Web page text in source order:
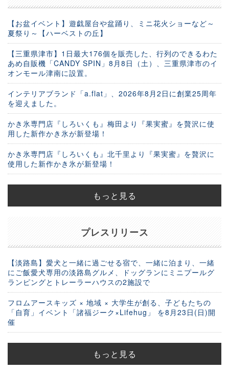
【お盆イベント】遊戯屋台や盆踊り、ミニ花火ショーなど～
夏祭り～【ハーベストの丘】
【三重県津市】1日最大176個を販売した、行列のできるわた
あめ自販機「CANDY SPIN」8月8日（土）、三重県津市のイ
オンモール津南に設置。
インテリアブランド「a.flat」、2026年8月2日に創業25周年
を迎えました。
かき氷専門店『しろいくも』梅田より『果実蜜』を贅沢に使
用した新作かき氷が新登場！
かき氷専門店『しろいくも』北千里より『果実蜜』を贅沢に
使用した新作かき氷が新登場！
もっと見る
プレスリリース
【淡路島】愛犬と一緒に過ごせる宿で、一緒に泊まり、一緒
にご飯愛犬専用の淡路島グルメ、ドッグランにミニプールグ
ランピングとトレーラーハウスの2施設で
フロムアースキッズ × 地域 × 大学生が創る、子どもたちの
「自育」イベント「諸福ジーク×Lifehug」 を8月23日(日)開
催
もっと見る